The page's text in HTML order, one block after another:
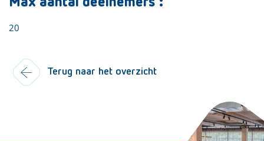
20
Terug naar het overzicht